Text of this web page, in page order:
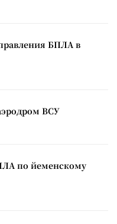
БПЛА в
ВСУ
по йеменскому